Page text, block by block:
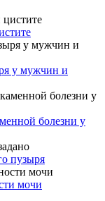
у мужчин и
болезни у
пузыря
мочи